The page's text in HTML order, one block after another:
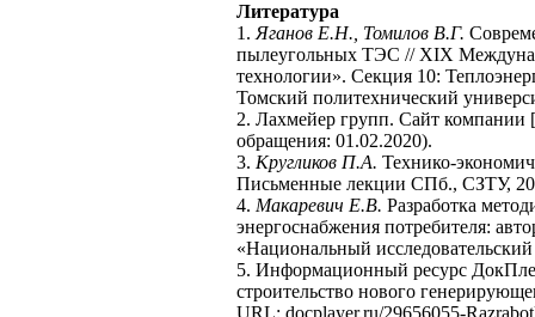
Литература
1.Яганов Е.Н., Томилов В.Г.
пылеугольных ТЭС // XIX
технологии». Секция 10:
Томский политехнический
2. Лахмейер групп. Сайт компании
обращения: 01.02.2020).
3. Кругликов П.А. Технико-
Письменные лекции СПб., СЗТУ,
4. Макаревич Е.В. Разработка
энергоснабжения потребителя:
«Национальный
5. Информационный ресурс
строительство нового